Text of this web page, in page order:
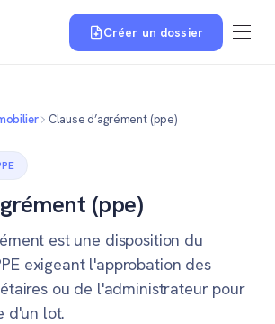
Créer un dossier
Clause d’agrément (ppe)
(ppe)
est une disposition du
exigeant l'approbation des
ou de l'administrateur pour
d'un lot.